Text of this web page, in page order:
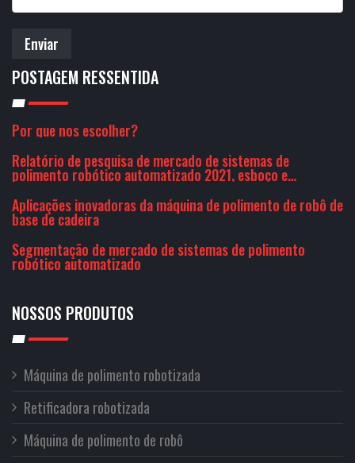
Enviar
POSTAGEM RESSENTIDA
Por que nos escolher?
Relatório de pesquisa de mercado de sistemas de
polimento robótico automatizado 2021, esboço e
perspectivas de crescimento para 2027
Aplicações inovadoras da máquina de polimento de robô de
base de cadeira
Segmentação de mercado de sistemas de polimento
robótico automatizado
NOSSOS PRODUTOS
Máquina de polimento robotizada
Retificadora robotizada
Máquina de polimento de robô